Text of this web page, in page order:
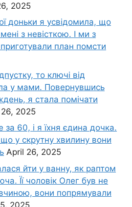
2025
доньки я усвідомила, що
з невісткою. І ми з
план помсти
то ключі від
у мами. Повернувшись
я стала помічати
2025
60, і я їхня єдина дочка.
у скрутну хвилину вони
April 26, 2025
йти у ванну, як раптом
Її чоловік Олег був не
вони попрямували
2025